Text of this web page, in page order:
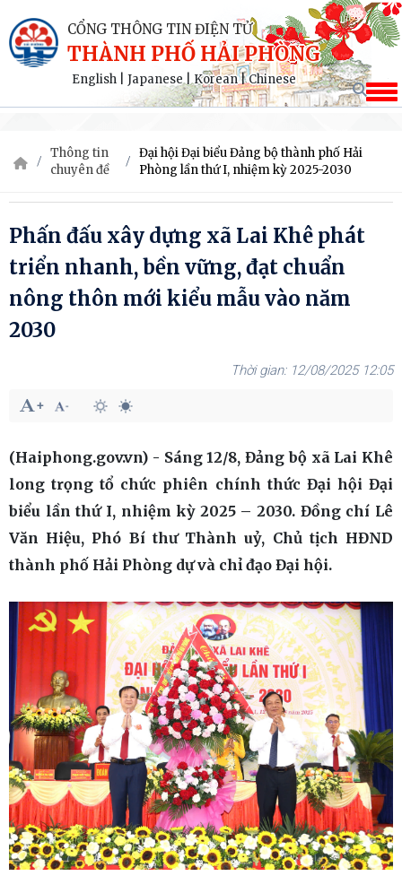
CỔNG THÔNG TIN ĐIỆN TỬ
THÀNH PHỐ HẢI PHÒNG
English Japanese|Korean|Chinese
Thông tin
chuyên đề
Đại hội Đại biểu Đảng bộ thành phố Hải
Phòng lần thứ I, nhiệm kỳ 2025-2030
Phấn đấu xây dựng xã Lai Khê phát
triển nhanh, bền vững, đạt chuẩn
nông thôn mới kiểu mẫu vào năm
2030
12/08/2025 12:05
(Haiphong.gov.vn) - Sáng 12/8, Đảng bộ xã Lai Khê
long trọng tổ chức phiên chính thức Đại hội Đại
biểu lần thứ I, nhiệm kỳ 2025 – 2030. Đồng chí Lê
Văn Hiệu, Phó Bí thư Thành uỷ, Chủ tịch HĐND
thành phố Hải Phòng dự và chỉ đạo Đại hội.